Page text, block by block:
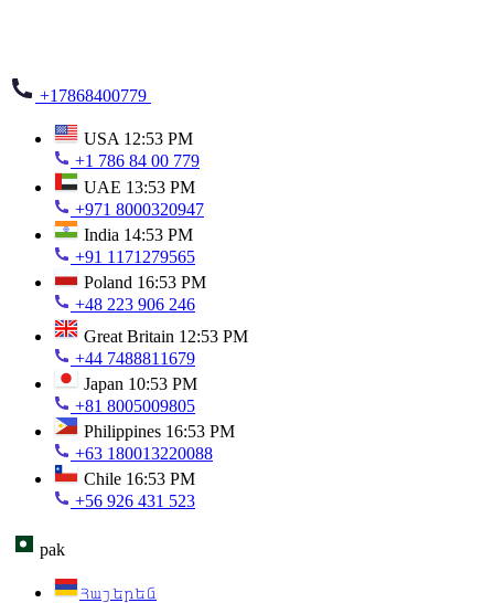
+17868400779
USA 12:53 PM
+1 786 84 00 779
UAE 13:53 PM
+971 8000320947
India 14:53 PM
+91 1171279565
Poland 16:53 PM
+48 223 906 246
Great Britain 12:53 PM
+44 7488811679
Japan 10:53 PM
+81 8005009805
Philippines 16:53 PM
+63 180013220088
Chile 16:53 PM
+56 926 431 523
pak
Հայերեն